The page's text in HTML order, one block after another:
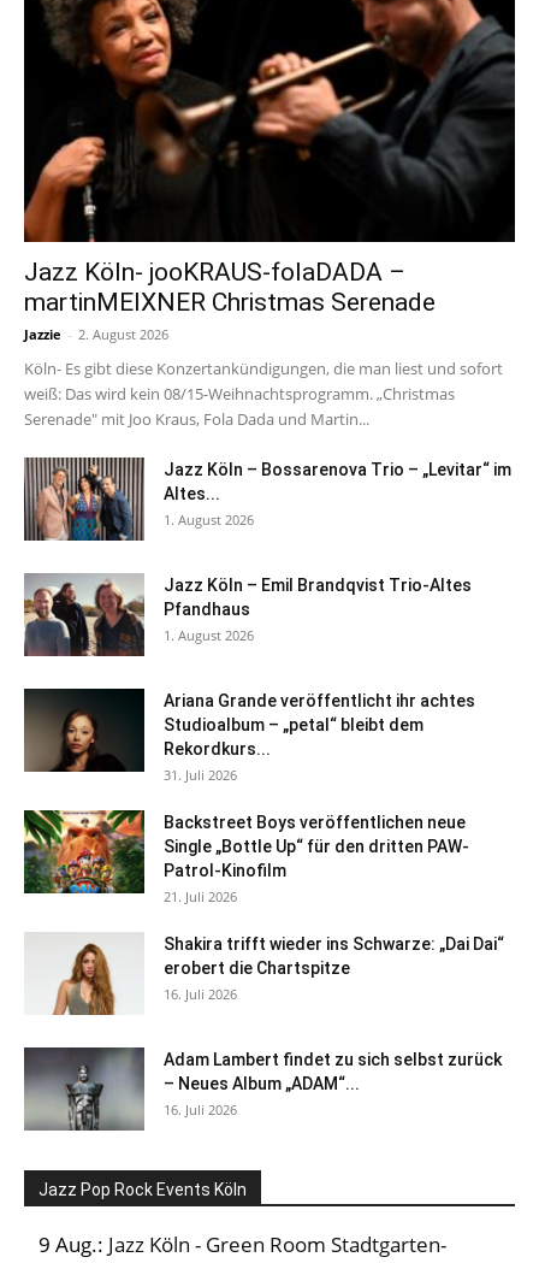
Jazz Köln- jooKRAUS-folaDADA –
martinMEIXNER Christmas Serenade
Jazzie - 2. August 2026
Köln- Es gibt diese Konzertankündigungen, die man liest und sofort
weiß: Das wird kein 08/15-Weihnachtsprogramm. „Christmas
Serenade" mit Joo Kraus, Fola Dada und Martin...
Jazz Köln – Bossarenova Trio – „Levitar“ im
Altes...
1. August 2026
Jazz Köln – Emil Brandqvist Trio-Altes
Pfandhaus
1. August 2026
Ariana Grande veröffentlicht ihr achtes
Studioalbum – „petal“ bleibt dem
Rekordkurs...
31. Juli 2026
Backstreet Boys veröffentlichen neue
Single „Bottle Up“ für den dritten PAW-
Patrol-Kinofilm
21. Juli 2026
Shakira trifft wieder ins Schwarze: „Dai Dai“
erobert die Chartspitze
16. Juli 2026
Adam Lambert findet zu sich selbst zurück
– Neues Album „ADAM“...
16. Juli 2026
Jazz Pop Rock Events Köln
9 Aug.: Jazz Köln - Green Room Stadtgarten-